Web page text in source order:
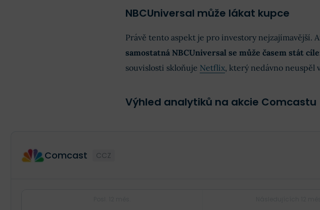
NBCUniversal může lákat kupce
Právě tento aspekt je pro investory nejzajímavější.
samostatná NBCUniversal se může časem stát
souvislosti skloňuje Netflix, který nedávno neuspěl
Výhled analytiků na akcie Comcastu
Comcast CCZ